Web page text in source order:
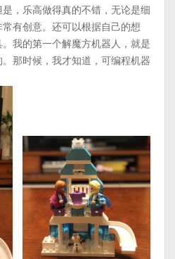
，乐高做得真的不错，无论是细
有创意。还可以根据自己的想
我的第一个解魔方机器人，就是
那时候，我才知道，可编程机器